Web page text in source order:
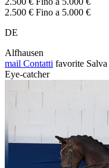
2.500 € Fino a 5.000 €
DE
Alfhausen
mail Contatti favorite Salva
Eye-catcher